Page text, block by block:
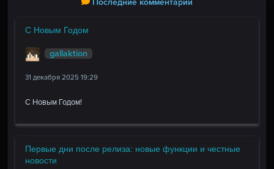
С Новым Годом
gallaktion
31 декабря 2025 19:29
С Новым Годом!
Первые дни после релиза: новые функции и честные
новости